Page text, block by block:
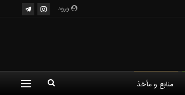
ورود
منابع و مأخذ